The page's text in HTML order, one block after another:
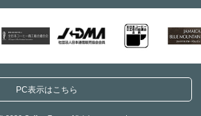
PC表示はこちら